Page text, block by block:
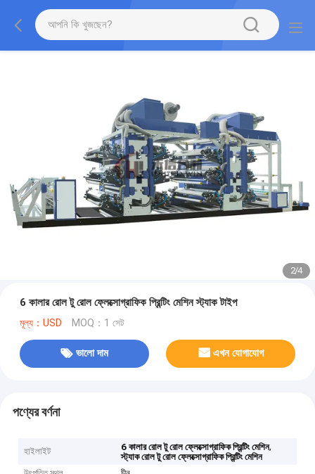
2/4
6 কালার রোল টু রোল ফ্লেক্সোগ্রাফিক প্রিন্টিং মেশিন স্ট্যাক টাইপ
মূল্য：USD MOQ：1 সেট
ভালো দাম এখন যোগাযোগ
পণ্যের বর্ণনা
হাইলাইট 6 কালার রোল টু রোল ফ্লেক্সোগ্রাফিক প্রিন্টিং মেশিন,
স্ট্যাক রোল টু রোল ফ্লেক্সোগ্রাফিক প্রিন্টিং মেশিন